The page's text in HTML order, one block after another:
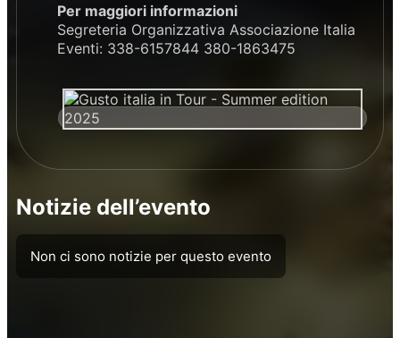
Per maggiori informazioni
Segreteria Organizzativa Associazione Italia
Eventi: 338-6157844 380-1863475
Notizie dell’evento
Non ci sono notizie per questo evento